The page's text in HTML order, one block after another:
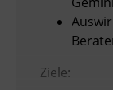
Ziele: